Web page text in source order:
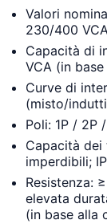
Valori
230/400
Capacità di
VCA (in
Curve di
(misto/
Poli: 1P / 2P
Capacità dei
imperdibili;
Resistenza:
elevata
(in base alla